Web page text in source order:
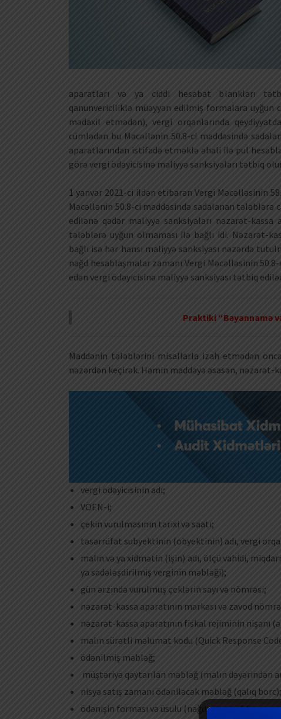
aparatları və ya ciddi hesabat blankları
qanunvericiliklə müəyyən edilmiş formalara uyğun
mədaxil etmədən), vergi orqanlarında
cümlədən bu Məcəllənin 50.8-ci maddəsində
aparatlarından istifadə etməklə əhali ilə pul
görə vergi ödəyicisinə maliyyə sanksiyaları tətbiq
1 yanvar 2021-ci ildən etibarən Vergi Məcəlləsinin
Məcəllənin 50.8-ci maddəsində sadalanan tələblərə
edilənə qədər maliyyə sanksiyaları nəzarət-
tələblərə uyğun olmaması ilə bağlı idi. Nəzarət-
bağlı isə hər hansı maliyyə sanksiyası nəzərdə
nağd hesablaşmalar zamanı Vergi Məcəlləsinin
edən vergi ödəyicisinə maliyyə sanksiyası tətbiq
Praktiki “Bəyannamə
Maddənin tələblərini misallarla izah etmədən
nəzərdən keçirək. Həmin maddəyə əsasən, nəzarət-
vergi ödəyicisinin adı;
VÖEN-i;
çekin vurulmasının tarixi və saatı;
təsərrüfat subyektinin (obyektinin) adı, vergi
malın və ya xidmətin (işin) adı, ölçü vahidi,
ya sadələşdirilmiş verginin məbləği);
gün ərzində vurulmuş çeklərin sayı və nömrəsi;
nəzarət-kassa aparatının markası və zavod
nəzarət-kassa aparatının fiskal rejiminin nişanı
malın sürətli məlumat kodu (Quick Response
ödənilmiş məbləğ;
müştəriyə qaytarılan məbləğ (malın dəyərindən
nisyə satış zamanı ödəniləcək məbləğ (qalıq borc);
ödənişin forması və üsulu (nağd və ya nağdsız,